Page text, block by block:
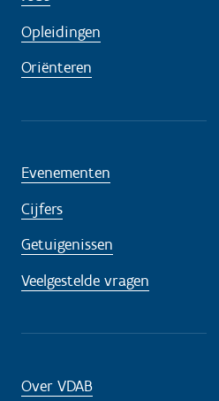
Opleidingen
Oriënteren
Evenementen
Cijfers
Getuigenissen
Veelgestelde vragen
Over VDAB